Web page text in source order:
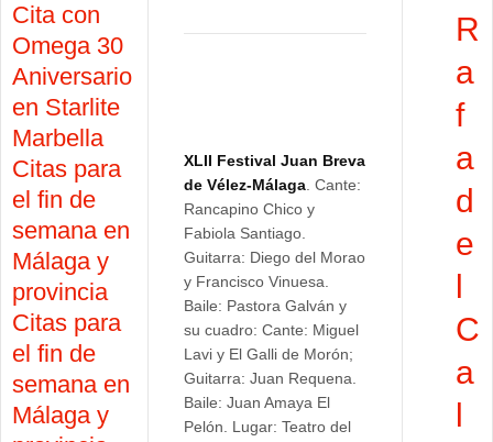
XLII Festival Juan Breva
de Vélez-Málaga . Cante:
Rancapino Chico y
Fabiola Santiago.
Guitarra: Diego del Morao
y Francisco Vinuesa.
Baile: Pastora Galván y
su cuadro: Cante: Miguel
Lavi y El Galli de Morón;
Guitarra: Juan Requena.
Baile: Juan Amaya El
Pelón. Lugar: Teatro del
R
a
f
a
d
e
l
C
a
l
Cita con
Omega 30
Aniversario
en Starlite
Marbella
Citas para
el fin de
semana en
Málaga y
provincia
Citas para
el fin de
semana en
Málaga y